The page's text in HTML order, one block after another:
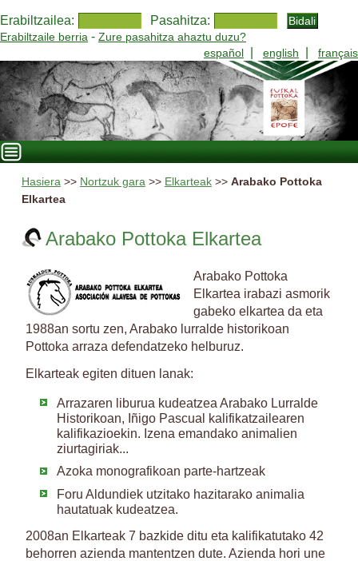
Erabiltzailea: Pasahitza:
Erabiltzaile berria - Zure pasahitza ahaztu duzu?
español
english français
Hasiera>> Nortzuk gara>> Elkarteak>> Arabako Pottoka
Elkartea
Arabako Pottoka Elkartea
Arabako Pottoka
Elkartea irabazi asmorik
gabeko elkartea da eta
1988an sortu zen, Arabako lurralde historikoan
Pottoka arraza defendatzeko helburuz.
Elkarteak egiten dituen lanak:
Arrazaren liburua kudeatzea Arabako Lurralde
Historikoan, Iñigo Pascual kalifikatzailearen
kalifikazioekin. Izena emandako animalien
ziurtagiriak...
Azoka monografikoan parte-hartzeak
Foru Aldundiek utzitako hazitarako animalia
hautatuak kudeatzea.
2008an Elkarteak 7 bazkide ditu eta kalifikatutako 42
behorren azienda mantentzen dute. Azienda hori une